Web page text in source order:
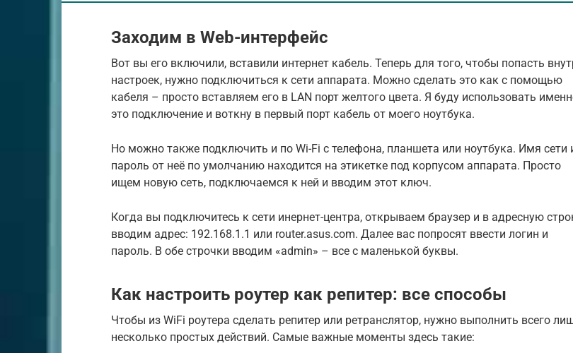
Заходим в Web-интерфейс
Вот вы его включили, вставили интернет кабель. Теперь для того, чтобы попасть
настроек, нужно подключиться к сети аппарата. Можно сделать это как с помощью
кабеля – просто вставляем его в LAN порт желтого цвета. Я буду использовать
это подключение и воткну в первый порт кабель от моего ноутбука.
Но можно также подключить и по Wi-Fi с телефона, планшета или ноутбука. Имя сети
пароль от неё по умолчанию находится на этикетке под корпусом аппарата. Просто
ищем новую сеть, подключаемся к ней и вводим этот ключ.
Когда вы подключитесь к сети инернет-центра, открываем браузер и в адресную
вводим адрес: 192.168.1.1 или router.asus.com. Далее вас попросят ввести логин и
пароль. В обе строчки вводим «admin» – все с маленькой буквы.
Как настроить роутер как репитер: все способы
Чтобы из WiFi роутера сделать репитер или ретранслятор, нужно выполнить всего
несколько простых действий. Самые важные моменты здесь такие: